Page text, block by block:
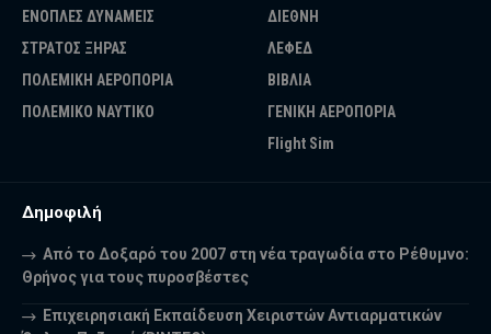
ΕΝΟΠΛΕΣ ΔΥΝΑΜΕΙΣ
ΣΤΡΑΤΟΣ ΞΗΡΑΣ
ΠΟΛΕΜΙΚΗ ΑΕΡΟΠΟΡΙΑ
ΠΟΛΕΜΙΚΟ ΝΑΥΤΙΚΟ
ΔΙΕΘΝΗ
ΛΕΦΕΔ
ΒΙΒΛΙΑ
ΓΕΝΙΚΗ ΑΕΡΟΠΟΡΙΑ
Flight Sim
Δημοφιλή
Από το Δοξαρό του 2007 στη νέα τραγωδία στο Ρέθυμνο:
Θρήνος για τους πυροσβέστες
Επιχειρησιακή Εκπαίδευση Χειριστών Αντιαρματικών